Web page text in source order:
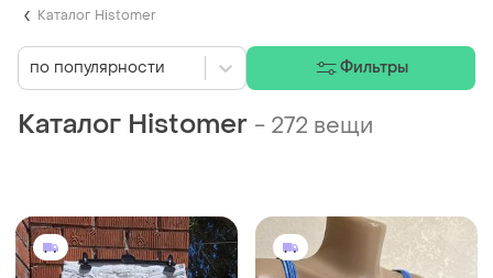
Каталог Histomer
Каталог Histomer - 272 вещи
по популярности Фильтры